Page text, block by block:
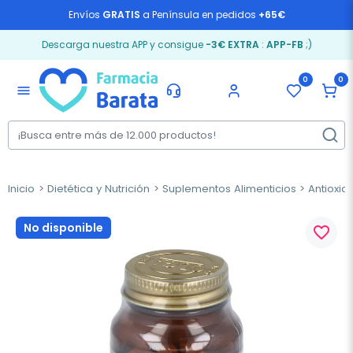
Envíos GRATIS a Península en pedidos +65€
Descarga nuestra APP y consigue -3€ EXTRA: APP-FB ;)
menu
0 0
Inicio Dietética y Nutrición Suplementos Alimenticios
No disponible favorite_border